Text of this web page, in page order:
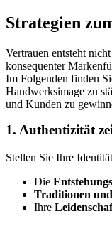
Strategien
Vertrauen entsteht
konsequenter
Im Folgenden finden
Handwerksimage zu
und Kunden zu
1. Authentizität
Stellen Sie Ihre
Die
Traditionen
Ihre